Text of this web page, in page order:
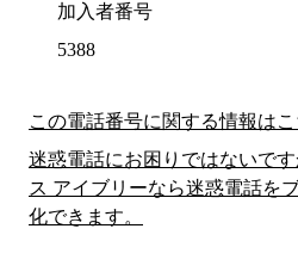
加入者番号
5388
この電話番号に関する情報はこ
迷惑電話にお困りではないで
ス アイブリーなら迷惑電話を
化できます。